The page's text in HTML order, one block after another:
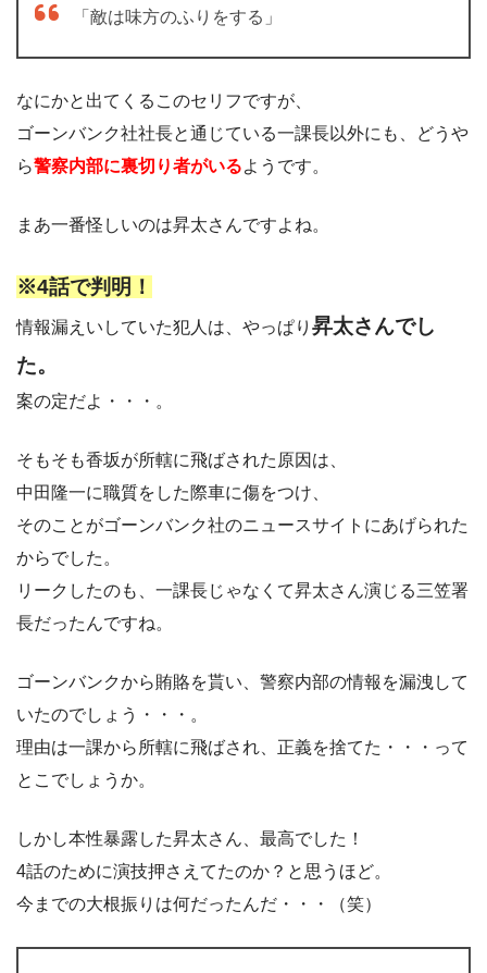
「敵は味方のふりをする」
なにかと出てくるこのセリフですが、
ゴーンバンク社社長と通じている一課長以外にも、どうや
ら警察内部に裏切り者がいるようです。
まあ一番怪しいのは昇太さんですよね。
※4話で判明！
情報漏えいしていた犯人は、 やっぱり 昇太さんでし
た。
案の定だよ・・・。
そもそも香坂が所轄に飛ばされた原因は、
中田隆一に職質をした際車に傷をつけ、
そのことがゴーンバンク社のニュースサイトにあげられた
からでした。
リークしたのも、一課長じゃなくて昇太さん演じる三笠署
長だったんですね。
ゴーンバンクから賄賂を貰い、警察内部の情報を漏洩して
いたのでしょう・・・。
理由は一課から所轄に飛ばされ、正義を捨てた・・・って
とこでしょうか。
しかし本性暴露した昇太さん、最高でした！
4話のために演技押さえてたのか？と思うほど。
今までの大根振りは何だったんだ・・・（笑）